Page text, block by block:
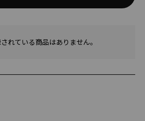
れている商品はありません。